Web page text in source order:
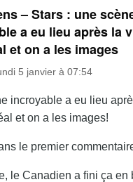
– Stars : une
a eu lieu après la
et on a les images
5 janvier à 07:54
incroyable a eu lieu
et on a les images!
le premier
le Canadien a fini ça en